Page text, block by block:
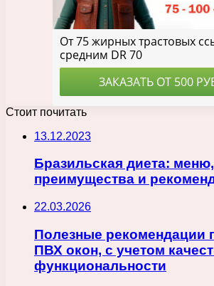
Стоит почитать
13.12.2023
Бразильская диета: меню,
преимущества и
22.03.2026
Полезные рекомендации
ПВХ окон, с учетом
функциональности